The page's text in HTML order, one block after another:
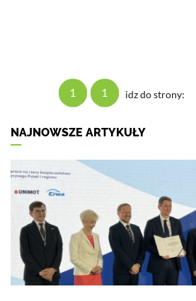
1 1 idz do strony:
NAJNOWSZE ARTYKUŁY